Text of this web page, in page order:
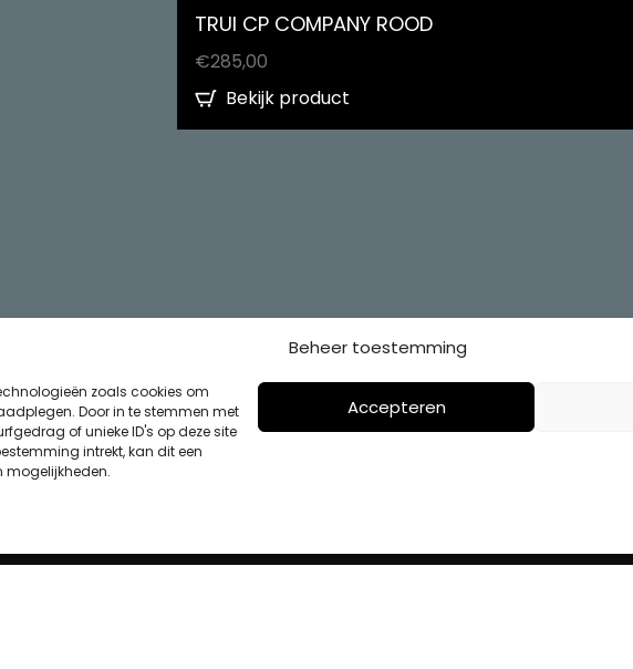
Beheer toestemming
zoals cookies om
Door in te stemmen met
of unieke ID's op deze site
intrekt, kan dit een
mogelijkheden.
Accepteren
TRUI CP COMPANY ROOD
€285,00
Bekijk product